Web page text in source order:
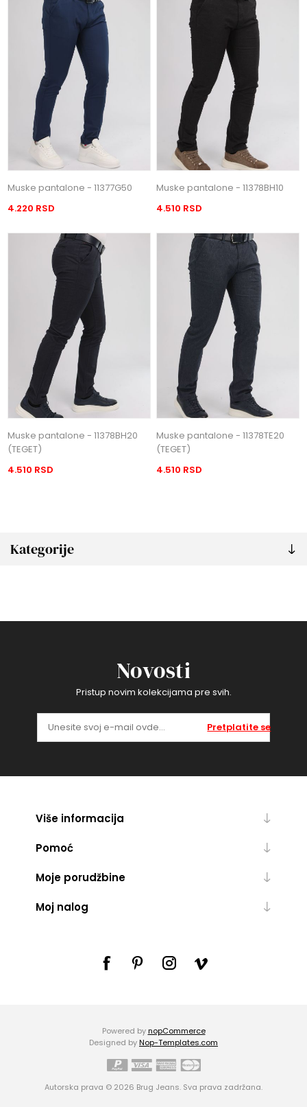
Kategorije
Muske pantalone - 11377G50
4.220 RSD
Muske pantalone - 11378BH10
4.510 RSD
Muske pantalone - 11378BH20
(TEGET)
4.510 RSD
Muske pantalone - 11378TE20
(TEGET)
4.510 RSD
Novosti
Pristup novim kolekcijama pre svih.
Pretplatite se
Više informacija
Pomoć
Moje porudžbine
Moj nalog
Powered by nopCommerce
Designed by Nop-Templates.com
Autorska prava © 2026 Brug Jeans. Sva prava zadržana.